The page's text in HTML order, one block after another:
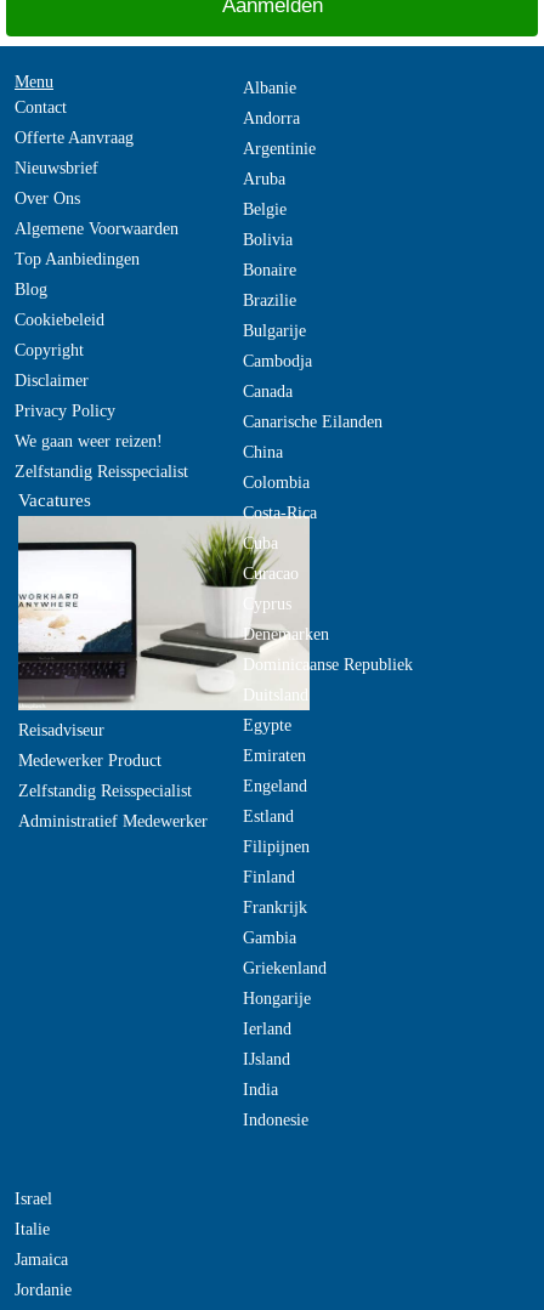
Menu
Contact
Offerte Aanvraag
Nieuwsbrief
Over Ons
Algemene Voorwaarden
Top Aanbiedingen
Blog
Cookiebeleid
Copyright
Disclaimer
Privacy Policy
We gaan weer reizen!
Zelfstandig Reisspecialist
Vacatures
Reisadviseur
Medewerker Product
Zelfstandig Reisspecialist
Administratief Medewerker
Albanie
Andorra
Argentinie
Aruba
Belgie
Bolivia
Bonaire
Brazilie
Bulgarije
Cambodja
Canada
Canarische Eilanden
China
Colombia
Costa-Rica
Cuba
Curacao
Cyprus
Denemarken
Dominicaanse Republiek
Duitsland
Egypte
Emiraten
Engeland
Estland
Filipijnen
Finland
Frankrijk
Gambia
Griekenland
Hongarije
Ierland
IJsland
India
Indonesie
Israel
Italie
Jamaica
Jordanie